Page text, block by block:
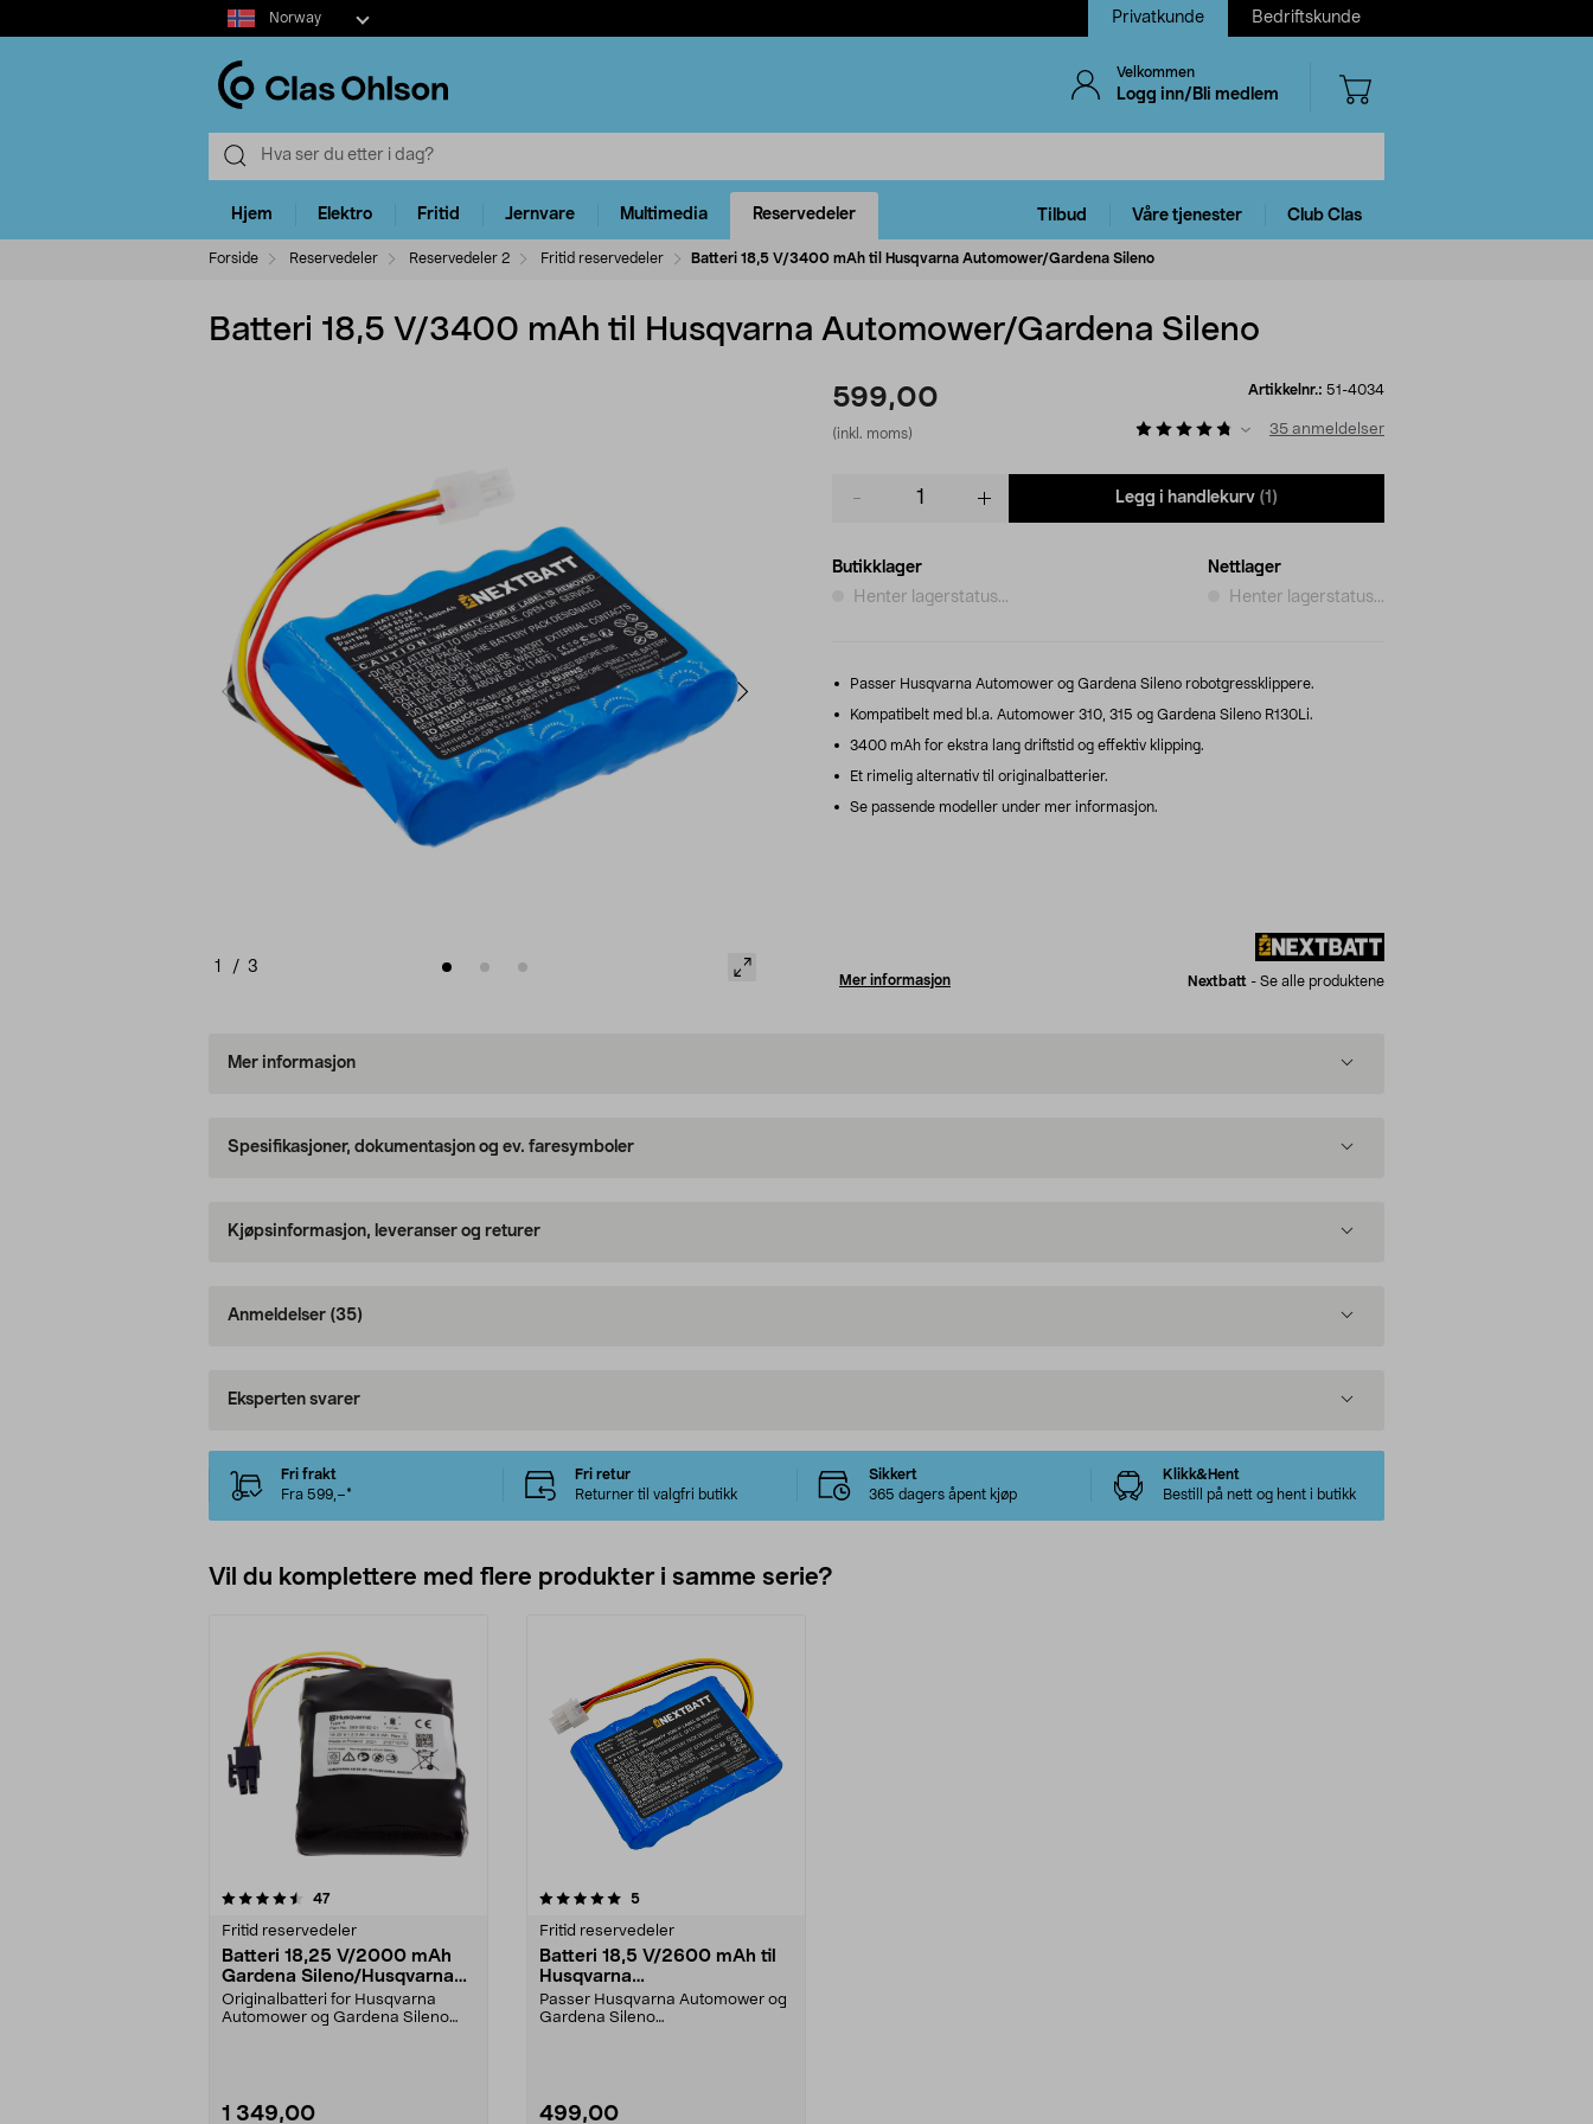
Select
market
Norway Privatkunde Bedriftskunde
Velkommen
Logg inn/Bli medlem
Hjem Elektro Fritid Jernvare Multimedia Reservedeler Tilbud Våre tjenester Club Clas
Forside Reservedeler Reservedeler 2 Fritid reservedeler Batteri 18,5 V/3400 mAh til Husqvarna Automower/Gardena Sileno
Batteri 18,5 V/3400 mAh til Husqvarna Automower/Gardena Sileno
1 / 3
599,00
(inkl. moms)
Artikkelnr.: 51-4034
35 anmeldelser
Legg i handlekurv (1)
Butikklager
Henter lagerstatus...
Nettlager
Henter lagerstatus...
Passer Husqvarna Automower og Gardena Sileno robotgressklippere.
Kompatibelt med bl.a. Automower 310, 315 og Gardena Sileno R130Li.
3400 mAh for ekstra lang driftstid og effektiv klipping.
Et rimelig alternativ til originalbatterier.
Se passende modeller under mer informasjon.
Mer informasjon Nextbatt - Se alle produktene
Mer informasjon
Spesifikasjoner, dokumentasjon og ev. faresymboler
Kjøpsinformasjon, leveranser og returer
Anmeldelser (35)
Eksperten svarer
Fri frakt
Fra 599,–*
Fri retur
Returner til valgfri butikk
Sikkert
365 dagers åpent kjøp
Klikk&Hent
Bestill på nett og hent i butikk
Vil du komplettere med flere produkter i samme serie?
47anmeldelser
Fritid reservedeler
Batteri 18,25 V/2000 mAh
Gardena Sileno/Husqvarna
Automower
Originalbatteri for Husqvarna
Automower og Gardena Sileno
1 349,00
5.0av 5 stjerner 5anmeldelser
Fritid reservedeler
Batteri 18,5 V/2600 mAh til
Husqvarna
Automower/Gardena Sileno
Passer Husqvarna Automower og
Gardena Sileno
499,00